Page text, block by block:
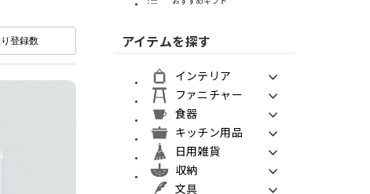
登録数 アイテムを探す
インテリア
ファニチャー
食器
キッチン用品
日用雑貨
収納
文具